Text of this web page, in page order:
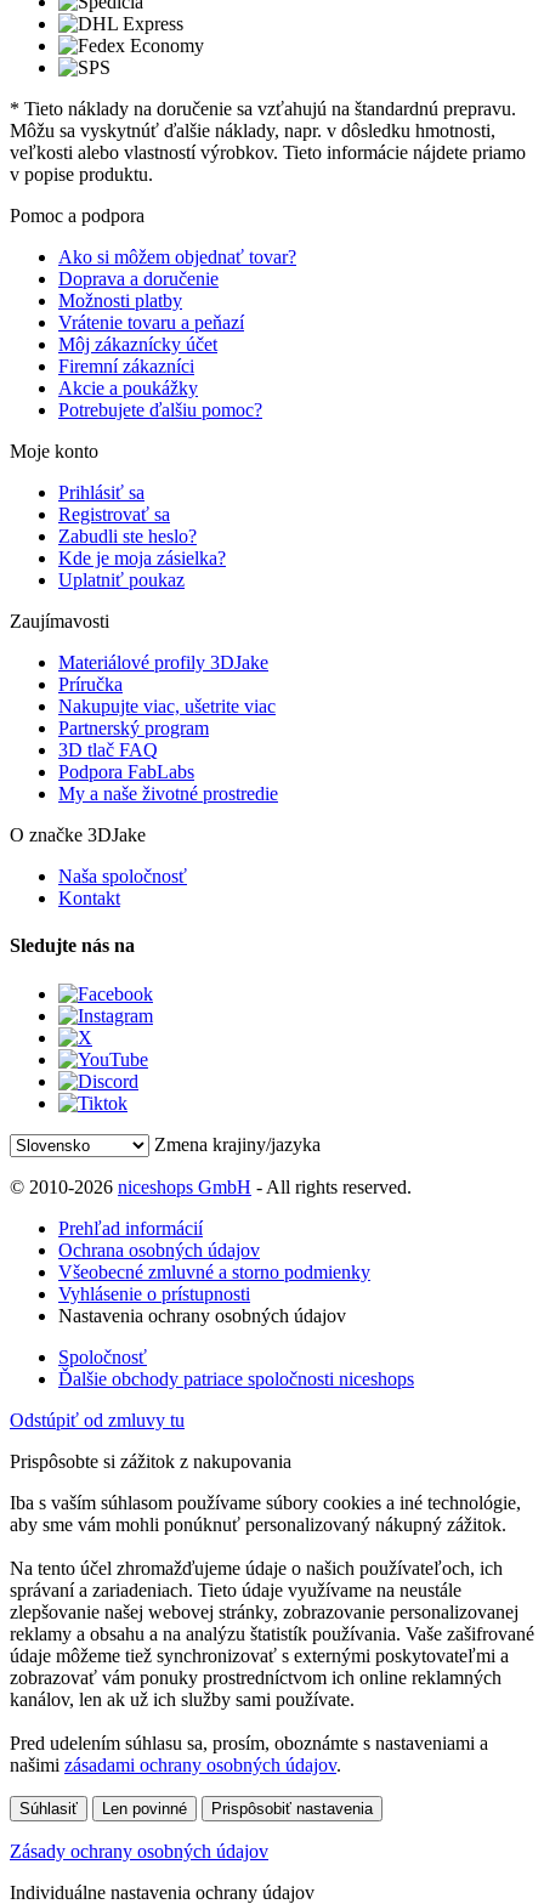
* Tieto náklady na doručenie sa vzťahujú na štandardnú prepravu.
Môžu sa vyskytnúť ďalšie náklady, napr. v dôsledku hmotnosti,
veľkosti alebo vlastností výrobkov. Tieto informácie nájdete priamo
v popise produktu.
Pomoc a podpora
Ako si môžem objednať tovar?
Doprava a doručenie
Možnosti platby
Vrátenie tovaru a peňazí
Môj zákaznícky účet
Firemní zákazníci
Akcie a poukážky
Potrebujete ďalšiu pomoc?
Moje konto
Prihlásiť sa
Registrovať sa
Zabudli ste heslo?
Kde je moja zásielka?
Uplatniť poukaz
Zaujímavosti
Materiálové profily 3DJake
Príručka
Nakupujte viac, ušetrite viac
Partnerský program
3D tlač FAQ
Podpora FabLabs
My a naše životné prostredie
O značke 3DJake
Naša spoločnosť
Kontakt
Sledujte nás na
Zmena krajiny/jazyka
© 2010-2026 niceshops GmbH - All rights reserved.
Prehľad informácií
Ochrana osobných údajov
Všeobecné zmluvné a storno podmienky
Vyhlásenie o prístupnosti
Nastavenia ochrany osobných údajov
Spoločnosť
Ďalšie obchody patriace spoločnosti niceshops
Odstúpiť od zmluvy tu
Prispôsobte si zážitok z nakupovania
Iba s vaším súhlasom používame súbory cookies a iné technológie,
aby sme vám mohli ponúknuť personalizovaný nákupný zážitok.
Na tento účel zhromažďujeme údaje o našich používateľoch, ich
správaní a zariadeniach. Tieto údaje využívame na neustále
zlepšovanie našej webovej stránky, zobrazovanie personalizovanej
reklamy a obsahu a na analýzu štatistík používania. Vaše zašifrované
údaje môžeme tiež synchronizovať s externými poskytovateľmi a
zobrazovať vám ponuky prostredníctvom ich online reklamných
kanálov, len ak už ich služby sami používate.
Pred udelením súhlasu sa, prosím, oboznámte s nastaveniami a
našimi zásadami ochrany osobných údajov.
Súhlasiť Len povinné Prispôsobiť nastavenia
Zásady ochrany osobných údajov
Individuálne nastavenia ochrany údajov